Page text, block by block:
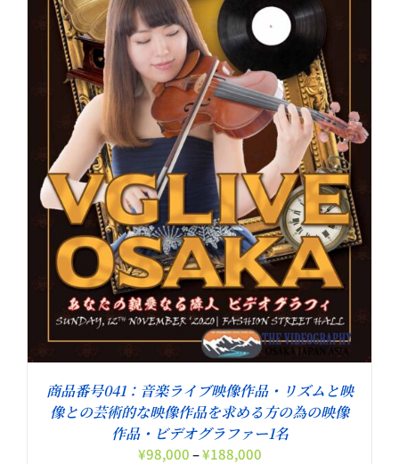
商品番号041：音楽ライブ映像作品・リズムと映
像との芸術的な映像作品を求める方の為の映像
作品・ビデオグラファー1名
¥98,000–¥188,000価